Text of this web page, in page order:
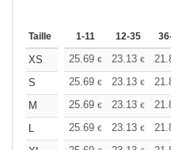
Taille 1-11 12-35
XS 25.69 € 23.13 €
S
25.69 € 23.13 €
M
25.69 € 23.13 €
L
25.69 € 23.13 €